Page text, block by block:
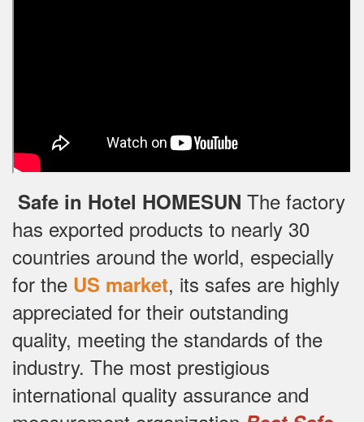
Safe in Hotel HOMESUN The factory
has exported products to nearly 30
countries around the world, especially
for the US market, its safes are highly
appreciated for their outstanding
quality, meeting the standards of the
industry. The most prestigious
international quality assurance and